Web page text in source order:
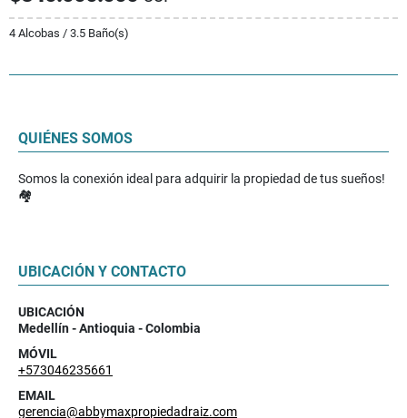
4 Alcobas / 3.5 Baño(s)
QUIÉNES SOMOS
Somos la conexión ideal para adquirir la propiedad de tus sueños!
🏘️
UBICACIÓN Y CONTACTO
UBICACIÓN
Medellín - Antioquia - Colombia
MÓVIL
+573046235661
EMAIL
gerencia@abbymaxpropiedadraiz.com